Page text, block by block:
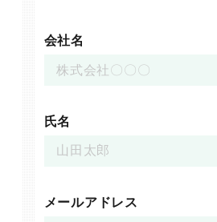
会社名
氏名
メールアドレス